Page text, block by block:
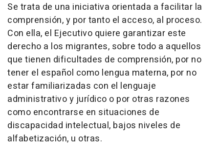
Se trata de una iniciativa orientada a facilitar la
comprensión, y por tanto el acceso, al proceso.
Con ella, el Ejecutivo quiere garantizar este
derecho a los migrantes, sobre todo a aquellos
que tienen dificultades de comprensión, por no
tener el español como lengua materna, por no
estar familiarizadas con el lenguaje
administrativo y jurídico o por otras razones
como encontrarse en situaciones de
discapacidad intelectual, bajos niveles de
alfabetización, u otras.